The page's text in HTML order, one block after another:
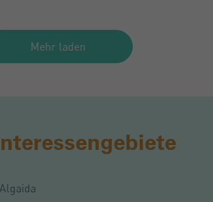
Mehr laden